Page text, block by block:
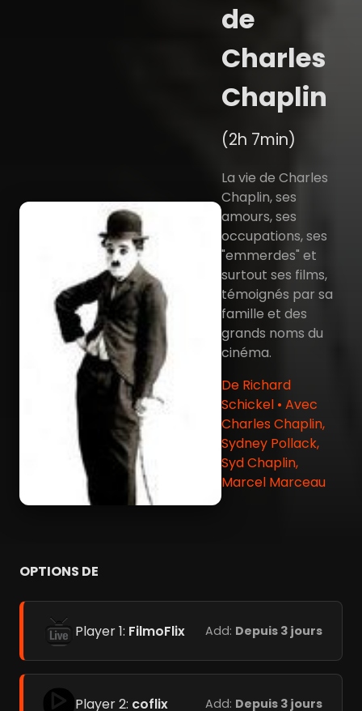
de
Charles
Chaplin
(2h 7min)
La vie de Charles
Chaplin, ses
amours, ses
occupations, ses
"emmerdes" et
surtout ses films,
témoignés par sa
famille et des
grands noms du
cinéma.
De Richard
Schickel • Avec
Charles Chaplin,
Sydney Pollack,
Syd Chaplin,
Marcel Marceau
OPTIONS DE
Player 1: FilmoFlix Add: Depuis 3 jours
Player 2: coflix Add: Depuis 3 jours